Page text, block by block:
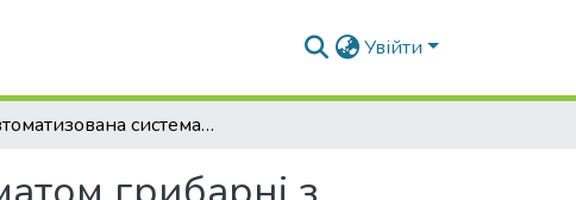
Увійти
Автоматизована система керування мікрокліматом грибарні з використанням нечіткої логіки